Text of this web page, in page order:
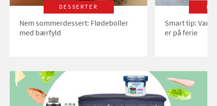
DESSERTER
Nem sommerdessert: Flødeboller
med bærfyld
Smart tip:
er på ferie